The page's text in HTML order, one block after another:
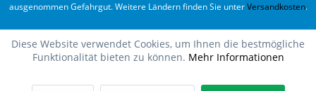
ausgenommen Gefahrgut. Weitere Ländern finden Sie unterVersandkosten.
Diese Website verwendet Cookies, um Ihnen die bestmögliche
Funktionalität bieten zu können. Mehr Informationen